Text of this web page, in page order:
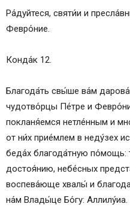
Ра́дуйтеся, святи́и и
Февро́ние.
Конда́к 12.
Благода́ть свы́ше ва́м
чудотво́рцы Пе́тре и
покланя́емся нетле́нным и
от ни́х прие́млем в неду́зех
беда́х благода́тную по́мощь:
достоя́нию, небе́сных
воспева́юще хвалы́ и
на́м Влады́це Бо́гу: Аллилу́иа.